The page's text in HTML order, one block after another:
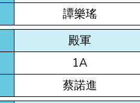
譚樂瑤
殿軍
1A
蔡諾進